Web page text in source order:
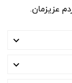
عزیزمان.

